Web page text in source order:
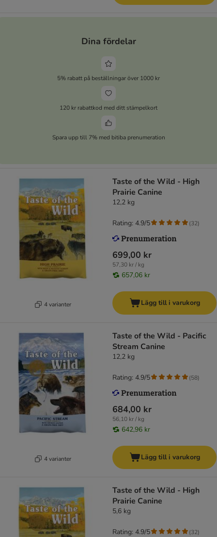
Dina fördelar
5% rabatt på beställningar över 1000 kr
120 kr rabattkod med ditt stämpelkort
Spara upp till 7% med bitiba prenumeration
4 varianter
Taste of the Wild - High
Prairie Canine
12,2 kg
699,00 kr
57,30 kr / kg
657,06 kr
Rating: 4.9/5 (32)
Lägg till i varukorg
4 varianter
Taste of the Wild - Pacific
Stream Canine
12,2 kg
684,00 kr
56,10 kr / kg
642,96 kr
Rating: 4.9/5 (58)
Lägg till i varukorg
Taste of the Wild - High
Prairie Canine
5,6 kg
Rating: 4.9/5 (32)